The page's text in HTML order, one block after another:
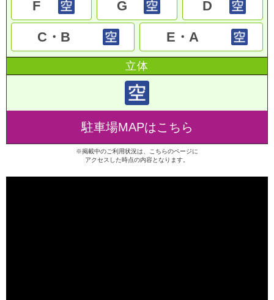
F G D
C・B E・A
立体
駐車場MAPはこちら
※掲載中のご利用状況は、こちらのページに
アクセスした時点の内容となります。